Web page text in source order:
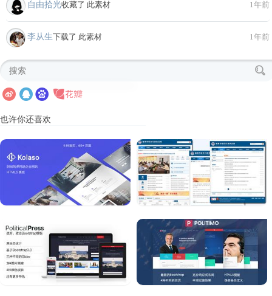
自由拾光收藏了 此素材 1年前
李从生下载了 此素材 1年前
也许你还喜欢